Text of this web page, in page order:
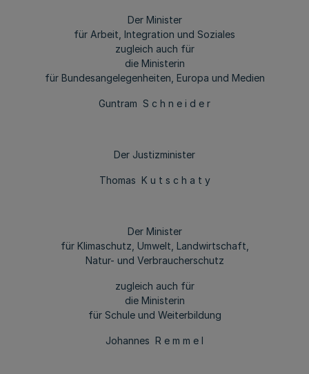
Der Minister
für Arbeit, Integration und Soziales
zugleich auch für
die Ministerin
für Bundesangelegenheiten, Europa und Medien
Guntram S c h n e i d e r
Der Justizminister
Thomas K u t s c h a t y
Der Minister
für Klimaschutz, Umwelt, Landwirtschaft,
Natur- und Verbraucherschutz
zugleich auch für
die Ministerin
für Schule und Weiterbildung
Johannes R e m m e l